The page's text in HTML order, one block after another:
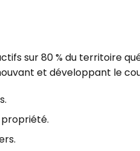
sur 80 % du territoire
et développant le